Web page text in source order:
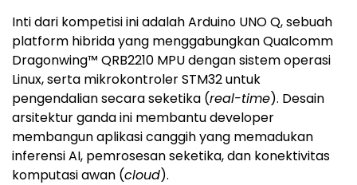
Inti dari kompetisi ini adalah Arduino UNO Q, sebuah
platform hibrida yang menggabungkan Qualcomm
Dragonwing™ QRB2210 MPU dengan sistem operasi
Linux, serta mikrokontroler STM32 untuk
pengendalian secara seketika (real-time). Desain
arsitektur ganda ini membantu developer
membangun aplikasi canggih yang memadukan
inferensi AI, pemrosesan seketika, dan konektivitas
komputasi awan (cloud).